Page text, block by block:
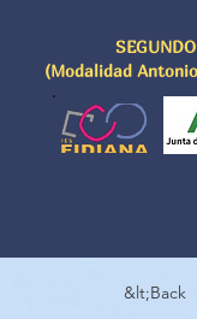
(Modalidad
&lt;Back